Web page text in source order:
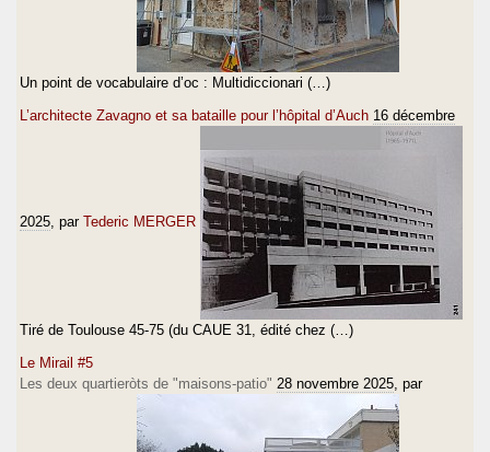
Un point de vocabulaire d’oc : Multidiccionari (…)
L’architecte Zavagno et sa bataille pour l’hôpital d’Auch 16 décembre
2025 , par Tederic MERGER
Tiré de Toulouse 45-75 (du CAUE 31, édité chez (…)
Le Mirail #5
Les deux quartieròts de "maisons-patio" 28 novembre 2025 , par